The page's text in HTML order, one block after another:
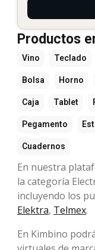
Productos
Vino Teclado
Bolsa Horno
Caja Tablet
Pegamento
Cuadernos
En nuestra
la categoría
incluyendo los
Elektra, Telmex.
En Kimbino